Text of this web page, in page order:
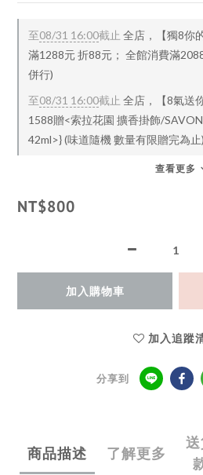
至08/31 16:00截止 全店，【獨8你
滿1288元 折88元； 全館消費滿
併行)
至08/31 16:00截止 全店，【8氣送
1588贈<索拉花園 擴香掛飾/
42ml>} (味道隨機 數量有限贈完為止)
查看更多
NT$800
加入購物車
加入追蹤
分享到
商品描述 了解更多